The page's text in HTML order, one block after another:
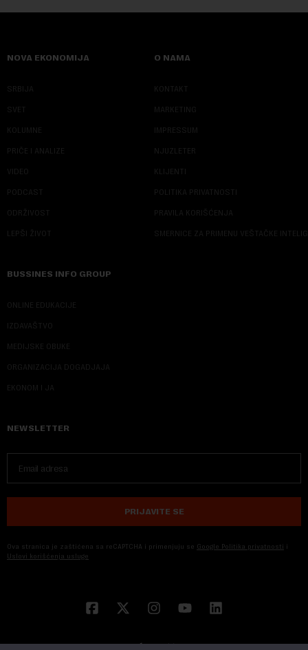
NOVA EKONOMIJA
SRBIJA
SVET
KOLUMNE
PRIČE I ANALIZE
VIDEO
PODCAST
ODRŽIVOST
LEPŠI ŽIVOT
O NAMA
KONTAKT
MARKETING
IMPRESSUM
NJUZLETER
KLIJENTI
POLITIKA PRIVATNOSTI
PRAVILA KORIŠĆENJA
SMERNICE ZA PRIMENU VEŠTAČKE
BUSSINES INFO GROUP
ONLINE EDUKACIJE
IZDAVAŠTVO
MEDIJSKE OBUKE
ORGANIZACIJA DOGADJAJA
EKONOM I JA
NEWSLETTER
PRIJAVITE SE
Ova stranica je zaštićena sa reCAPTCHA i primenjuju se Google Politika privatnosti i
Uslovi korišćenja usluge